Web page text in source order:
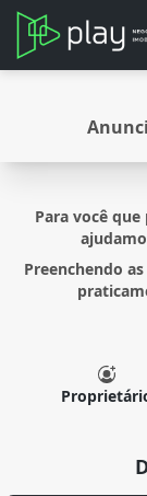
Para você
Preenchendo